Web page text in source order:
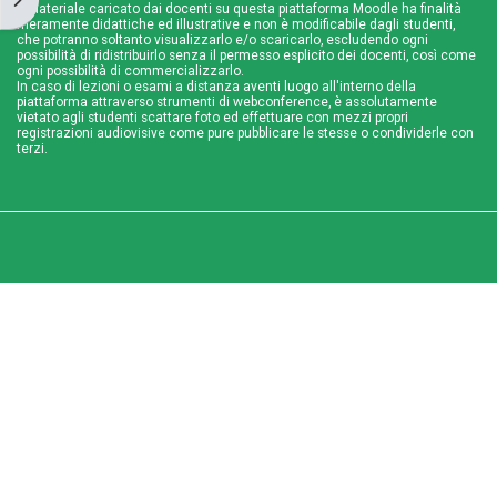
Il materiale caricato dai docenti su questa piattaforma Moodle ha finalità
meramente didattiche ed illustrative e non è modificabile dagli studenti,
che potranno soltanto visualizzarlo e/o scaricarlo, escludendo ogni
possibilità di ridistribuirlo senza il permesso esplicito dei docenti, così come
ogni possibilità di commercializzarlo.
In caso di lezioni o esami a distanza aventi luogo all'interno della
piattaforma attraverso strumenti di webconference, è assolutamente
vietato agli studenti scattare foto ed effettuare con mezzi propri
registrazioni audiovisive come pure pubblicare le stesse o condividerle con
terzi.